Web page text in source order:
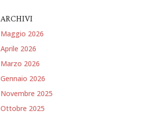
ARCHIVI
Maggio 2026
Aprile 2026
Marzo 2026
Gennaio 2026
Novembre 2025
Ottobre 2025